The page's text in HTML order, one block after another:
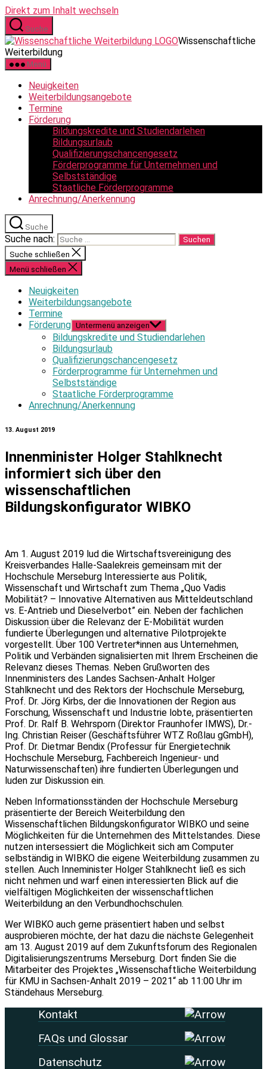
Direkt zum Inhalt wechseln
Suche
Wissenschaftliche
Weiterbildung
Menü
Neuigkeiten
Weiterbildungsangebote
Termine
Förderung
Bildungskredite und Studiendarlehen
Bildungsurlaub
Qualifizierungschancengesetz
Förderprogramme für Unternehmen und
Selbstständige
Staatliche Förderprogramme
Anrechnung/Anerkennung
Suche
Suche nach:
Suche schließen
Menü schließen
Neuigkeiten
Weiterbildungsangebote
Termine
Förderung Untermenü anzeigen
Bildungskredite und Studiendarlehen
Bildungsurlaub
Qualifizierungschancengesetz
Förderprogramme für Unternehmen und
Selbstständige
Staatliche Förderprogramme
Anrechnung/Anerkennung
13. August 2019
Innenminister Holger Stahlknecht
informiert sich über den
wissenschaftlichen
Bildungskonfigurator WIBKO
Am 1. August 2019 lud die Wirtschaftsvereinigung des
Kreisverbandes Halle-Saalekreis gemeinsam mit der
Hochschule Merseburg Interessierte aus Politik,
Wissenschaft und Wirtschaft zum Thema „Quo Vadis
Mobilität? – Innovative Alternativen aus Mitteldeutschland
vs. E-Antrieb und Dieselverbot” ein. Neben der fachlichen
Diskussion über die Relevanz der E-Mobilität wurden
fundierte Überlegungen und alternative Pilotprojekte
vorgestellt. Über 100 Vertreter*innen aus Unternehmen,
Politik und Verbänden signalisierten mit Ihrem Erscheinen die
Relevanz dieses Themas. Neben Grußworten des
Innenministers des Landes Sachsen-Anhalt Holger
Stahlknecht und des Rektors der Hochschule Merseburg,
Prof. Dr. Jörg Kirbs, der die Innovationen der Region aus
Forschung, Wissenschaft und Industrie lobte, präsentierten
Prof. Dr. Ralf B. Wehrsporn (Direktor Fraunhofer IMWS), Dr.-
Ing. Christian Reiser (Geschäftsführer WTZ Roßlau gGmbH),
Prof. Dr. Dietmar Bendix (Professur für Energietechnik
Hochschule Merseburg, Fachbereich Ingenieur- und
Naturwissenschaften) ihre fundierten Überlegungen und
luden zur Diskussion ein.
Neben Informationsständen der Hochschule Merseburg
präsentierte der Bereich Weiterbildung den
Wissenschaftlichen Bildungskonfigurator WIBKO und seine
Möglichkeiten für die Unternehmen des Mittelstandes. Diese
nutzen intersessiert die Möglichkeit sich am Computer
selbständig in WIBKO die eigene Weiterbildung zusammen zu
stellen. Auch Inneminister Holger Stahlknecht ließ es sich
nicht nehmen und warf einen interessierten Blick auf die
vielfältigen Möglichkeiten der wissenschaftlichen
Weiterbildung an den Verbundhochschulen.
Wer WIBKO auch gerne präsentiert haben und selbst
ausprobieren möchte, der hat dazu die nächste Gelegenheit
am 13. August 2019 auf dem Zukunftsforum des Regionalen
Digitalisierungszentrums Merseburg. Dort finden Sie die
Mitarbeiter des Projektes „Wissenschaftliche Weiterbildung
für KMU in Sachsen-Anhalt 2019 – 2021“ ab 11:00 Uhr im
Ständehaus Merseburg.
Kontakt
FAQs und Glossar
Datenschutz